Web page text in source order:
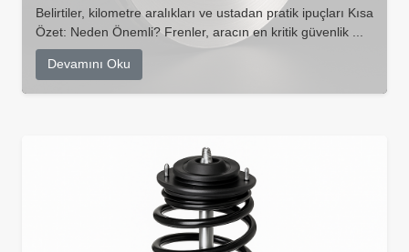
Belirtiler, kilometre aralıkları ve ustadan pratik ipuçları Kısa
Özet: Neden Önemli? Frenler, aracın en kritik güvenlik ...
Devamını Oku